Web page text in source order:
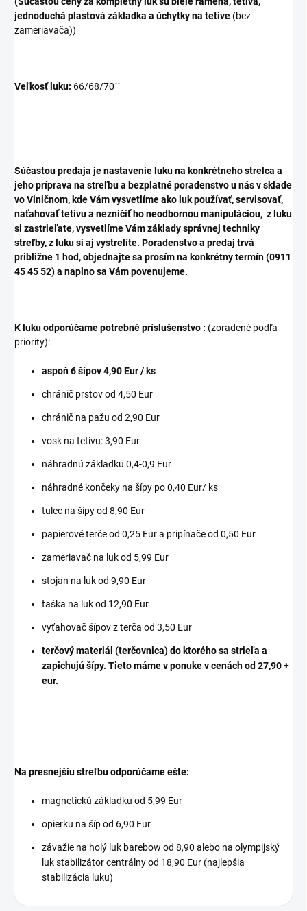
jednoduchá plastová základka a úchytky na tetive (bez
zameriavača))
Veľkosť luku: 66/68/70´´
Súčastou predaja je nastavenie luku na konkrétneho strelca a
jeho príprava na streľbu a bezplatné poradenstvo u nás v sklade
vo Viničnom, kde Vám vysvetlíme ako luk používať, servisovať,
naťahovať tetivu a nezničiť ho neodbornou manipuláciou, z luku
si zastrieľate, vysvetlíme Vám základy správnej techniky
streľby, z luku si aj vystrelíte. Poradenstvo a predaj trvá
približne 1 hod, objednajte sa prosím na konkrétny termín (0911
45 45 52) a naplno sa Vám povenujeme.
K luku odporúčame potrebné príslušenstvo : (zoradené podľa
priority):
aspoň 6 šípov 4,90 Eur / ks
chránič prstov od 4,50 Eur
chránič na pažu od 2,90 Eur
vosk na tetivu: 3,90 Eur
náhradnú základku 0,4-0,9 Eur
náhradné končeky na šípy po 0,40 Eur/ ks
tulec na šípy od 8,90 Eur
papierové terče od 0,25 Eur a pripínače od 0,50 Eur
zameriavač na luk od 5,99 Eur
stojan na luk od 9,90 Eur
taška na luk od 12,90 Eur
vyťahovač šípov z terča od 3,50 Eur
terčový materiál (terčovnica) do ktorého sa strieľa a
zapichujú šípy. Tieto máme v ponuke v cenách od 27,90 +
eur.
Na presnejšiu streľbu odporúčame ešte:
magnetickú základku od 5,99 Eur
opierku na šíp od 6,90 Eur
závažie na holý luk barebow od 8,90 alebo na olympijský
luk stabilizátor centrálny od 18,90 Eur (najlepšia
stabilizácia luku)